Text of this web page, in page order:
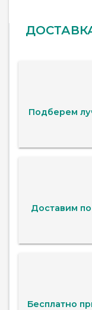
Подберем
Доставим
Бесплатно